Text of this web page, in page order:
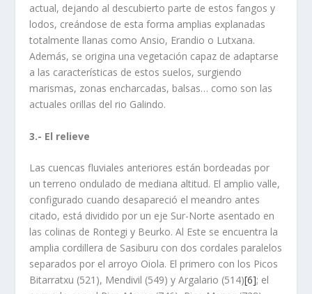
actual, dejando al descubierto parte de estos fangos y
lodos, creándose de esta forma amplias explanadas
totalmente llanas como Ansio, Erandio o Lutxana.
Además, se origina una vegetación capaz de adaptarse
a las características de estos suelos, surgiendo
marismas, zonas encharcadas, balsas… como son las
actuales orillas del rio Galindo.
3.- El relieve
Las cuencas fluviales anteriores están bordeadas por
un terreno ondulado de mediana altitud. El amplio valle,
configurado cuando desapareció el meandro antes
citado, está dividido por un eje Sur-Norte asentado en
las colinas de Rontegi y Beurko. Al Este se encuentra la
amplia cordillera de Sasiburu con dos cordales paralelos
separados por el arroyo Oiola. El primero con los Picos
Bitarratxu (521), Mendivil (549) y Argalario (514)[6]; el